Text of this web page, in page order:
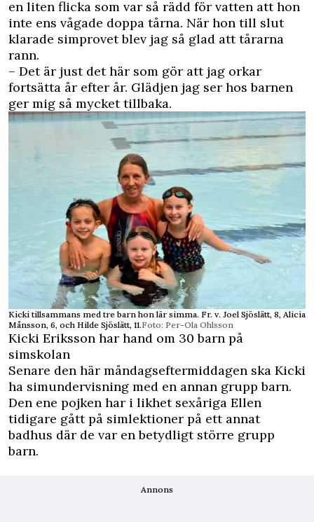
en liten flicka som var så rädd för vatten att hon
inte ens vågade doppa tårna. När hon till slut
klarade simprovet blev jag så glad att tårarna
rann.
– Det är just det här som gör att jag orkar
fortsätta år efter år. Glädjen jag ser hos barnen
ger mig så mycket tillbaka.
Kicki tillsammans med tre barn hon lär simma. Fr. v. Joel Sjöslätt, 8, Alicia
Månsson, 6, och Hilde Sjöslätt, 11.Foto: Per-Ola Ohlsson
Kicki Eriksson har hand om 30 barn på
simskolan
Senare den här måndagseftermiddagen ska Kicki
ha simundervisning med en annan grupp barn.
Den ene pojken har i likhet sexåriga Ellen
tidigare gått på simlektioner på ett annat
badhus där de var en betydligt större grupp
barn.
Annons